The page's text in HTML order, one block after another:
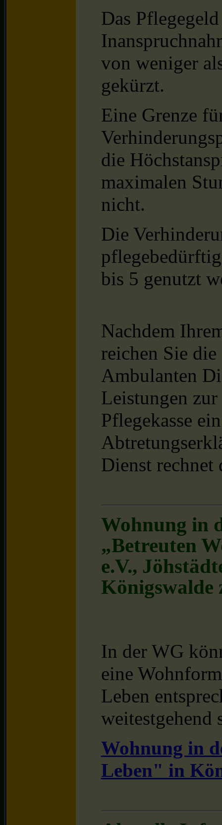
Das
von weniger
gekürzt.
Eine Grenze
die
maximalen
nicht.
Die
bis 5 genutzt
Nachdem
reichen Sie
Ambulanten
Leistungen
Pflegekasse
Dienst rechnet
Wohnung in
„Betreuten
e.V.,
Königswalde
In der WG
eine
Leben
weitestgehend
Wohnung in
Leben" in